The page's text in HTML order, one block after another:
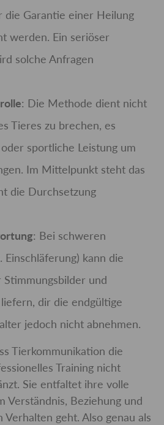
die Garantie einer Heilung
werden. Ein seriöser
solche Anfragen
: Die Methode dient nicht
Tieres zu brechen, es
sportliche Leistung um
Im Mittelpunkt steht das
die Durchsetzung
: Bei schweren
Einschläferung) kann die
und
dir die endgültige
jedoch nicht abnehmen.
Tierkommunikation die
Training nicht
Sie entfaltet ihre volle
Verständnis, Beziehung und
geht. Also genau als